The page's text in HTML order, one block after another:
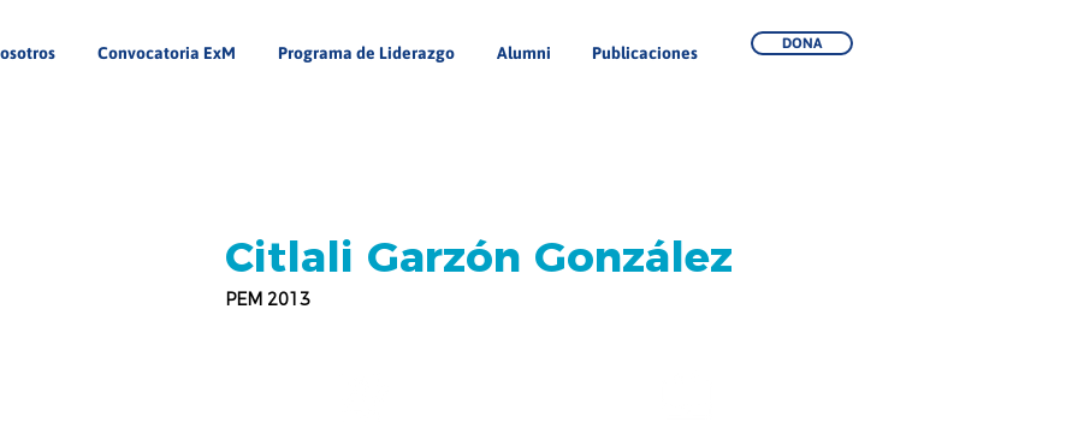
Convocatoria ExM Programa de Liderazgo Alumni Publicaciones DONA
Citlali Garzón González
PEM 2013